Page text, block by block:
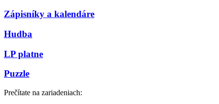
Zápisníky a kalendáre
Hudba
LP platne
Puzzle
Prečítate na zariadeniach: